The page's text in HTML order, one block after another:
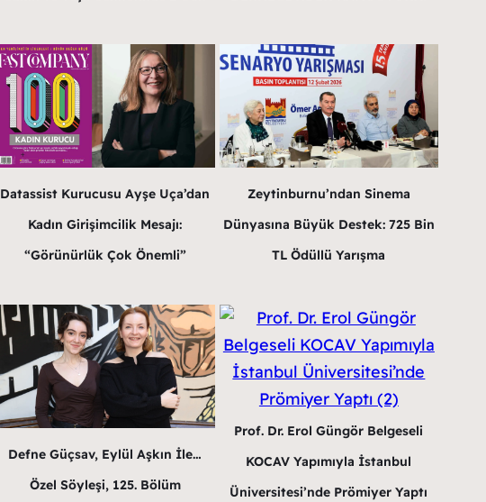
Datassist Kurucusu Ayşe Uça’dan
Kadın Girişimcilik Mesajı:
“Görünürlük Çok Önemli”
Zeytinburnu’ndan Sinema
Dünyasına Büyük Destek: 725 Bin
TL Ödüllü Yarışma
Defne Güçsav, Eylül Aşkın İle…
Özel Söyleşi, 125. Bölüm
Prof. Dr. Erol Güngör Belgeseli
KOCAV Yapımıyla İstanbul
Üniversitesi’nde Prömiyer Yaptı